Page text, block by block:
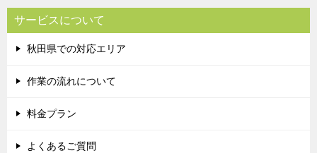
サービスについて
秋田県での対応エリア
作業の流れについて
料金プラン
よくあるご質問